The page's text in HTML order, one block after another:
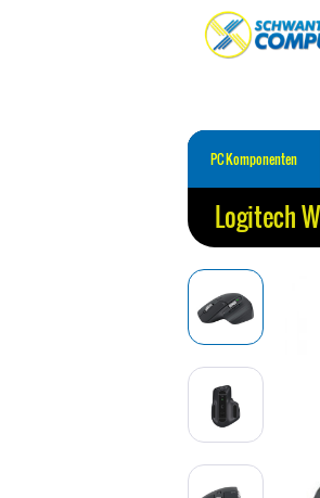
PC Komponenten
Logitech